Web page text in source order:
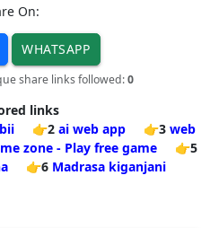
On:
WHATSAPP
share links followed:0
links
👉2 ai web app 👉3 web
zone - Play free game
👉5
👉6 Madrasa kiganjani